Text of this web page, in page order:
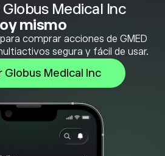
Medical Inc
mismo
comprar acciones de GMED
segura y fácil de usar.
Globus Medical Inc